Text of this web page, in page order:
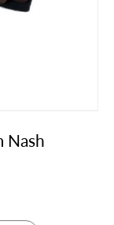
Nash